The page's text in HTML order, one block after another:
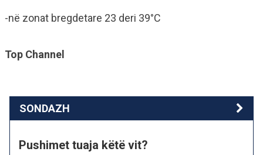
-në zonat bregdetare 23 deri 39°C
Top Channel
SONDAZH
Pushimet tuaja këtë vit?